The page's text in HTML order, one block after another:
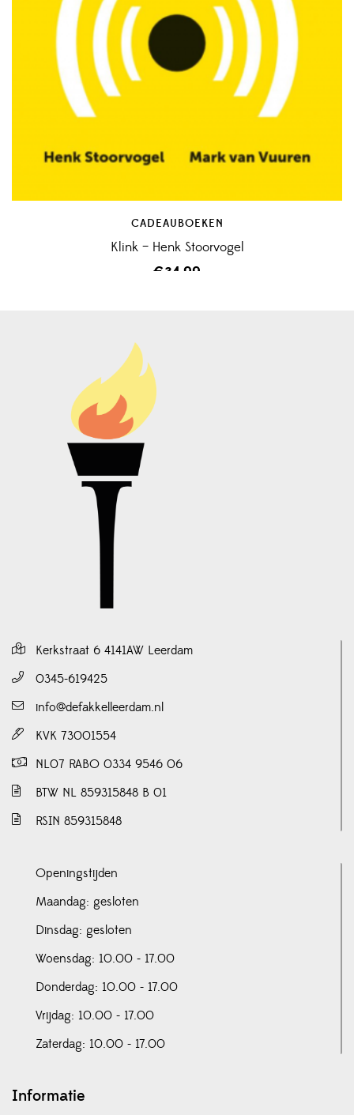
CADEAUBOEKEN
Klink – Henk Stoorvogel
€34,99
Kerkstraat 6 4141AW Leerdam
0345-619425
info@defakkelleerdam.nl
KVK 73001554
NL07 RABO 0334 9546 06
BTW NL 859315848 B 01
RSIN 859315848
Openingstijden
Maandag: gesloten
Dinsdag: gesloten
Woensdag: 10.00 - 17.00
Donderdag: 10.00 - 17.00
Vrijdag: 10.00 - 17.00
Zaterdag: 10.00 - 17.00
Informatie